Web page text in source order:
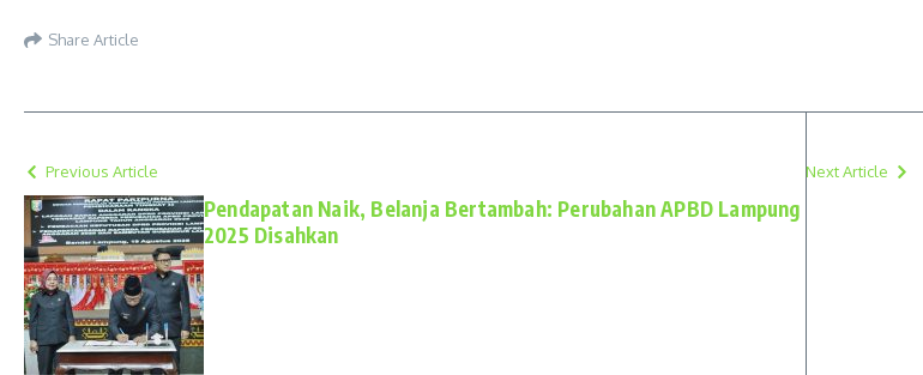
Share Article
Previous Article
Pendapatan Naik, Belanja Bertambah: Perubahan APBD Lampung
2025 Disahkan
Next Article